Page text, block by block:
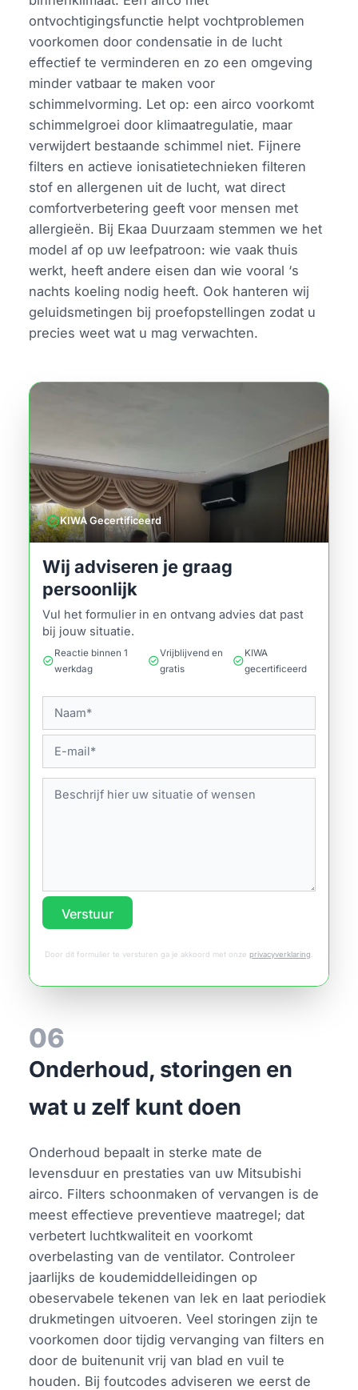
ontvochtigingsfunctie helpt vochtproblemen
voorkomen door condensatie in de lucht
effectief te verminderen en zo een omgeving
minder vatbaar te maken voor
schimmelvorming. Let op: een airco voorkomt
schimmelgroei door klimaatregulatie, maar
verwijdert bestaande schimmel niet. Fijnere
filters en actieve ionisatietechnieken filteren
stof en allergenen uit de lucht, wat direct
comfortverbetering geeft voor mensen met
allergieën. Bij Ekaa Duurzaam stemmen we het
model af op uw leefpatroon: wie vaak thuis
werkt, heeft andere eisen dan wie vooral ‘s
nachts koeling nodig heeft. Ook hanteren wij
geluidsmetingen bij proefopstellingen zodat u
precies weet wat u mag verwachten.
verifiedKIWA Gecertificeerd
Wij adviseren je graag
persoonlijk
Vul het formulier in en ontvang advies dat past
bij jouw situatie.
check_circle
Reactie binnen 1
werkdag
check_circle
Vrijblijvend en
gratis
check_circle
KIWA
gecertificeerd
Verstuur
Door dit formulier te versturen ga je akkoord met onze privacyverklaring
06
Onderhoud, storingen en
wat u zelf kunt doen
Onderhoud bepaalt in sterke mate de
levensduur en prestaties van uw Mitsubishi
airco. Filters schoonmaken of vervangen is de
meest effectieve preventieve maatregel; dat
verbetert luchtkwaliteit en voorkomt
overbelasting van de ventilator. Controleer
jaarlijks de koudemiddelleidingen op
obeservabele tekenen van lek en laat periodiek
drukmetingen uitvoeren. Veel storingen zijn te
voorkomen door tijdig vervanging van filters en
door de buitenunit vrij van blad en vuil te
houden. Bij foutcodes adviseren we eerst de